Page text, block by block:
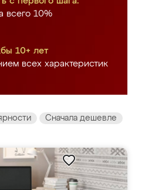
всего 10%
10+ лет
всех характеристик
Сначала дешевле